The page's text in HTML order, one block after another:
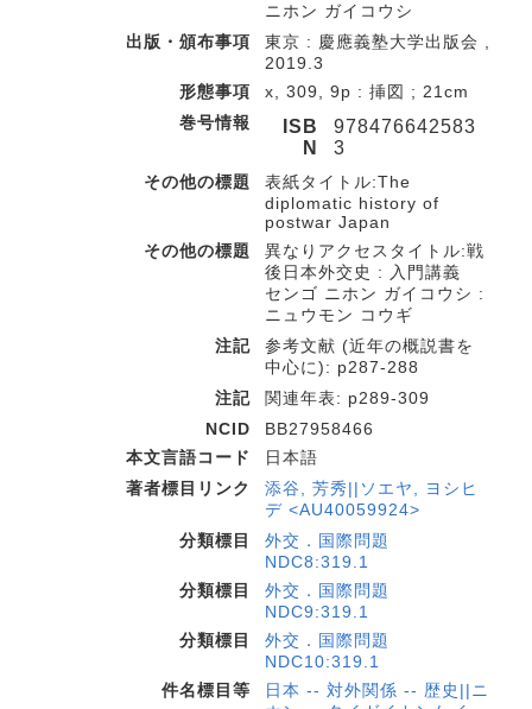
ニホン ガイコウシ
出版・頒布事項
東京 : 慶應義塾大学出版会 ,
2019.3
形態事項
x, 309, 9p : 挿図 ; 21cm
巻号情報
ISB
N
978476642583
3
その他の標題
表紙タイトル:The
diplomatic history of
postwar Japan
その他の標題
異なりアクセスタイトル:戦
後日本外交史 : 入門講義
センゴ ニホン ガイコウシ :
ニュウモン コウギ
注記
参考文献 (近年の概説書を
中心に): p287-288
注記
関連年表: p289-309
NCID
BB27958466
本文言語コード
日本語
著者標目リンク
添谷, 芳秀||ソエヤ, ヨシヒ
デ <AU40059924>
分類標目
外交．国際問題
NDC8:319.1
分類標目
外交．国際問題
NDC9:319.1
分類標目
外交．国際問題
NDC10:319.1
件名標目等
日本 -- 対外関係 -- 歴史||ニ